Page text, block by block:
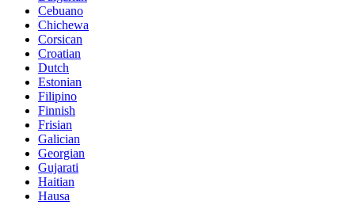
Cebuano
Chichewa
Corsican
Croatian
Dutch
Estonian
Filipino
Finnish
Frisian
Galician
Georgian
Gujarati
Haitian
Hausa